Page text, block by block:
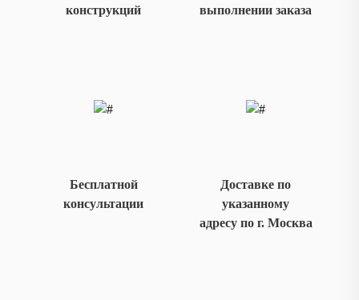
конструкций
выполнении заказа
Бесплатной
консультации
Доставке по
указанному
адресу по г. Москва